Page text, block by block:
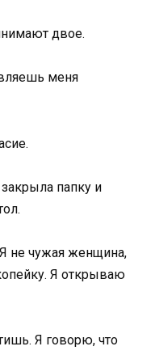
двое.
меня
папку и
не чужая женщина,
Я открываю
Я говорю, что